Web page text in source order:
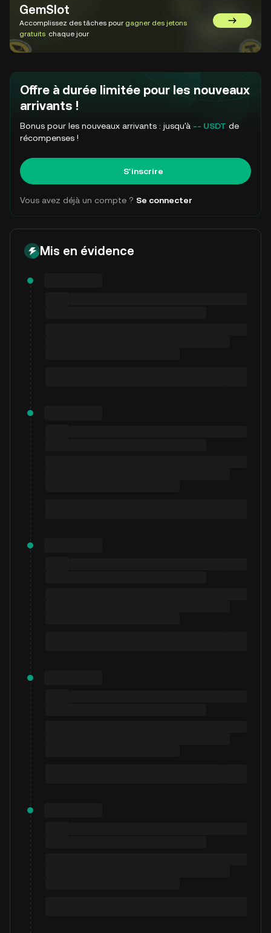
GemSlot
Accomplissez des tâches pour gagner des jetons
gratuits chaque jour
Aller sur
Offre à durée limitée pour les nouveaux
arrivants !
Bonus pour les nouveaux arrivants : jusqu'à -- USDT de
récompenses !
S'inscrire
Vous avez déjà un compte ? Se connecter
Mis en évidence